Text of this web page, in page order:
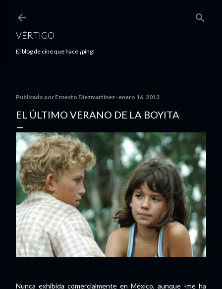
VÉRTIGO
El blog de cine que hace ¡ping!
Publicado por Ernesto Diezmartínez enero 16, 2013
EL ÚLTIMO VERANO DE LA BOYITA
Nunca exhibida comercialmente en México, aunque -me ha